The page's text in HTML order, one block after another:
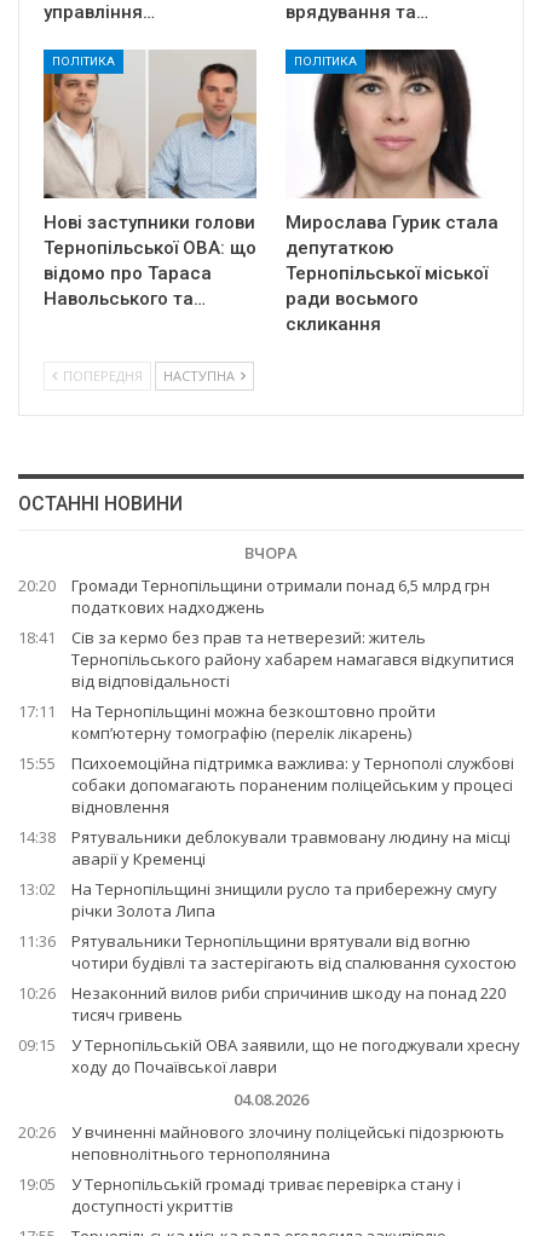
управління…
врядування та…
ПОЛІТИКА
Нові заступники голови
Тернопільської ОВА: що
відомо про Тараса
Навольського та…
ПОЛІТИКА
Мирослава Гурик стала
депутаткою
Тернопільської міської
ради восьмого
скликання
ПОПЕРЕДНЯ НАСТУПНА
ОСТАННІ НОВИНИ
ВЧОРА
20:20
Громади Тернопільщини отримали понад 6,5 млрд грн
податкових надходжень
18:41
Сів за кермо без прав та нетверезий: житель
Тернопільського району хабарем намагався відкупитися
від відповідальності
17:11
На Тернопільщині можна безкоштовно пройти
комп’ютерну томографію (перелік лікарень)
15:55
Психоемоційна підтримка важлива: у Тернополі службові
собаки допомагають пораненим поліцейським у процесі
відновлення
14:38
Рятувальники деблокували травмовану людину на місці
аварії у Кременці
13:02
На Тернопільщині знищили русло та прибережну смугу
річки Золота Липа
11:36
Рятувальники Тернопільщини врятували від вогню
чотири будівлі та застерігають від спалювання сухостою
10:26
Незаконний вилов риби спричинив шкоду на понад 220
тисяч гривень
09:15
У Тернопільській ОВА заявили, що не погоджували хресну
ходу до Почаївської лаври
04.08.2026
20:26
У вчиненні майнового злочину поліцейські підозрюють
неповнолітнього тернополянина
19:05
У Тернопільській громаді триває перевірка стану і
доступності укриттів